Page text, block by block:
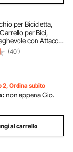
per Bicicletta,
per Bici,
con Attacco
da 406 mm,
da 558,8 mm -
(401)
2, Ordina subito
non appena Gio.
al carrello